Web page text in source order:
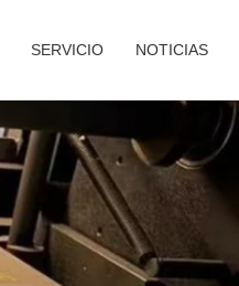
SERVICIO NOTICIAS